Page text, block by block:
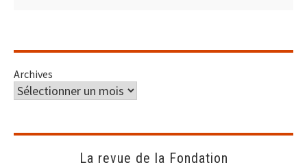
Archives
La revue de la Fondation